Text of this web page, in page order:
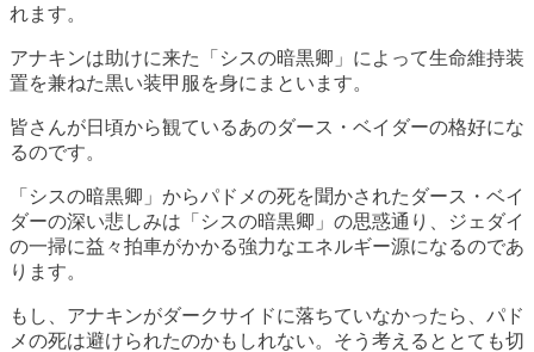
れます。
アナキンは助けに来た「シスの暗黒卿」によって生命維持装
置を兼ねた黒い装甲服を身にまといます。
皆さんが日頃から観ているあのダース・ベイダーの格好にな
るのです。
「シスの暗黒卿」からパドメの死を聞かされたダース・ベイ
ダーの深い悲しみは「シスの暗黒卿」の思惑通り、ジェダイ
の一掃に益々拍車がかかる強力なエネルギー源になるのであ
ります。
もし、アナキンがダークサイドに落ちていなかったら、パド
メの死は避けられたのかもしれない。そう考えるととても切